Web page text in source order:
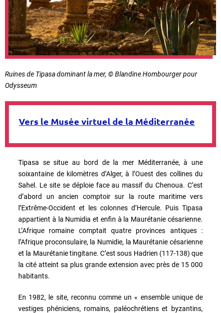
Ruines de Tipasa dominant la mer, © Blandine Hombourger pour
Odysseum
Vers le Musée virtuel de la Méditerranée
Tipasa se situe au bord de la mer Méditerranée, à une
soixantaine de kilomètres d’Alger, à l’Ouest des collines du
Sahel. Le site se déploie face au massif du Chenoua. C’est
d’abord un ancien comptoir sur la route maritime vers
l’Extrême-Occident et les colonnes d’Hercule. Puis Tipasa
appartient à la Numidia et enfin à la Maurétanie césarienne.
L’Afrique romaine comptait quatre provinces antiques :
l’Afrique proconsulaire, la Numidie, la Maurétanie césarienne
et la Maurétanie tingitane. C’est sous Hadrien (117-138) que
la cité atteint sa plus grande extension avec près de 15 000
habitants.
En 1982, le site, reconnu comme un « ensemble unique de
vestiges phéniciens, romains, paléochrétiens et byzantins,